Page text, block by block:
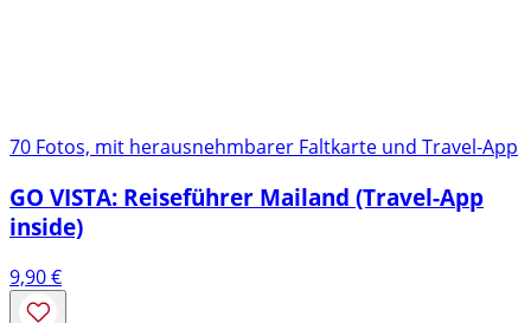
70 Fotos, mit herausnehmbarer Faltkarte und Travel-App
GO VISTA: Reiseführer Mailand (Travel-App
inside)
9,90€